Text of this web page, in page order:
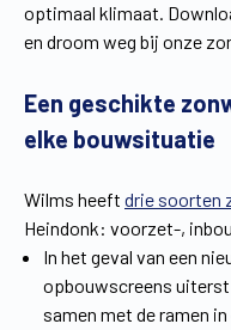
Vind een
optimaal klimaat.
en droom weg bij onze
Een geschikte
elke bouwsituatie
Wilms heeft drie soorten
Heindonk: voorzet-,
In het geval van een
opbouwscreens
samen met de ramen